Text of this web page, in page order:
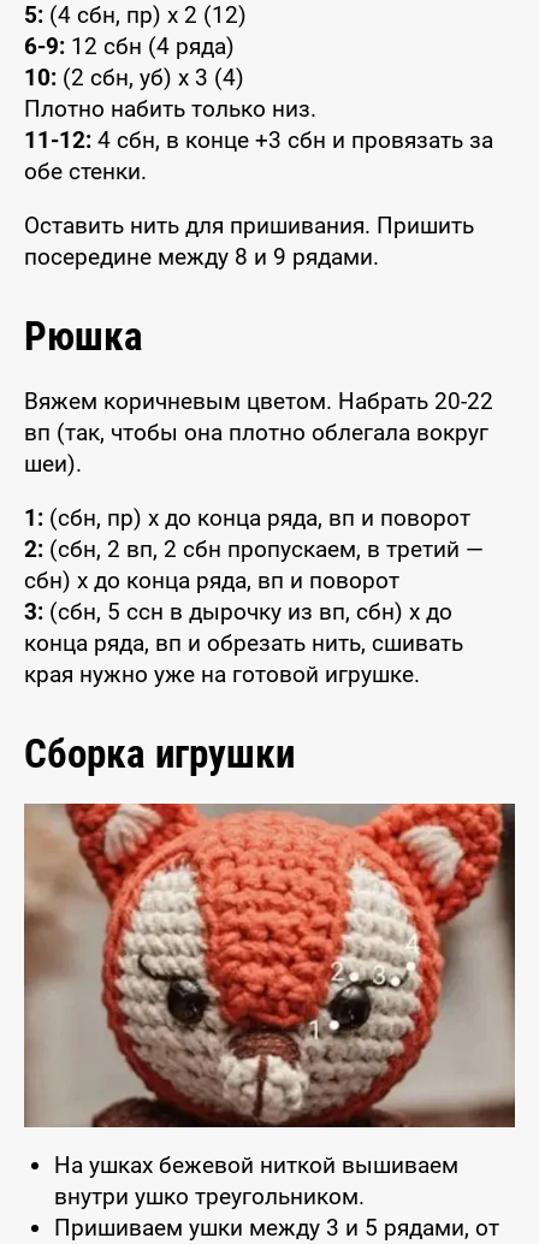
5: (4 сбн, пр) x 2 (12)
6-9: 12 сбн (4 ряда)
10: (2 сбн, уб) x 3 (4)
Плотно набить только низ.
11-12: 4 сбн, в конце +3 сбн и провязать за
обе стенки.
Оставить нить для пришивания. Пришить
посередине между 8 и 9 рядами.
Рюшка
Вяжем коричневым цветом. Набрать 20-22
вп (так, чтобы она плотно облегала вокруг
шеи).
1: (сбн, пр) x до конца ряда, вп и поворот
2: (сбн, 2 вп, 2 сбн пропускаем, в третий —
сбн) x до конца ряда, вп и поворот
3: (сбн, 5 ссн в дырочку из вп, сбн) x до
конца ряда, вп и обрезать нить, сшивать
края нужно уже на готовой игрушке.
Сборка игрушки
На ушках бежевой ниткой вышиваем
внутри ушко треугольником.
Пришиваем ушки между 3 и 5 рядами, от